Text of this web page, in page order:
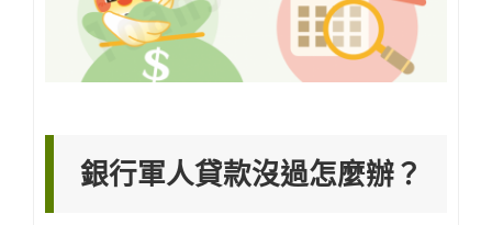
銀行軍人貸款沒過怎麼辦？